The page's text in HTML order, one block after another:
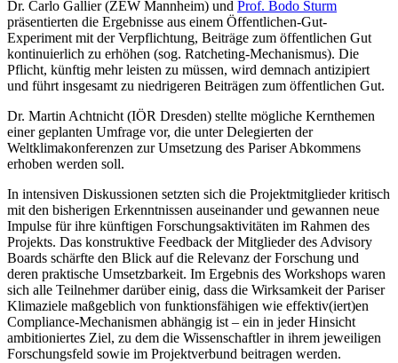
Dr. Carlo Gallier (ZEW Mannheim) und Prof. Bodo Sturm
präsentierten die Ergebnisse aus einem Öffentlichen-Gut-
Experiment mit der Verpflichtung, Beiträge zum öffentlichen Gut
kontinuierlich zu erhöhen (sog. Ratcheting-Mechanismus). Die
Pflicht, künftig mehr leisten zu müssen, wird demnach antizipiert
und führt insgesamt zu niedrigeren Beiträgen zum öffentlichen Gut.
Dr. Martin Achtnicht (IÖR Dresden) stellte mögliche Kernthemen
einer geplanten Umfrage vor, die unter Delegierten der
Weltklimakonferenzen zur Umsetzung des Pariser Abkommens
erhoben werden soll.
In intensiven Diskussionen setzten sich die Projektmitglieder kritisch
mit den bisherigen Erkenntnissen auseinander und gewannen neue
Impulse für ihre künftigen Forschungsaktivitäten im Rahmen des
Projekts. Das konstruktive Feedback der Mitglieder des Advisory
Boards schärfte den Blick auf die Relevanz der Forschung und
deren praktische Umsetzbarkeit. Im Ergebnis des Workshops waren
sich alle Teilnehmer darüber einig, dass die Wirksamkeit der Pariser
Klimaziele maßgeblich von funktionsfähigen wie effektiv(iert)en
Compliance-Mechanismen abhängig ist – ein in jeder Hinsicht
ambitioniertes Ziel, zu dem die Wissenschaftler in ihrem jeweiligen
Forschungsfeld sowie im Projektverbund beitragen werden.